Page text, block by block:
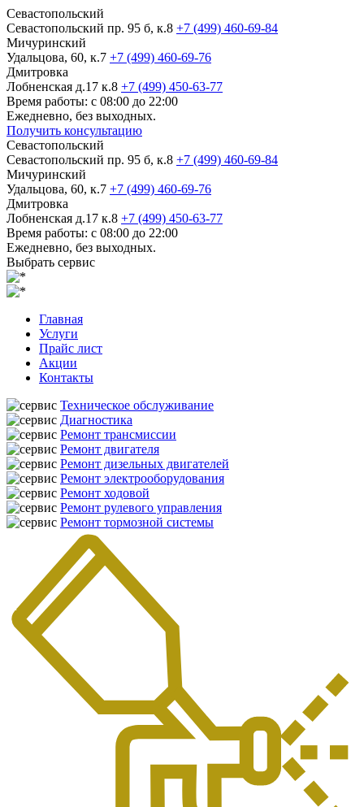
Севастопольский
Севастопольский пр. 95 б, к.8 +7 (499) 460-69-84
Мичуринский
Удальцова, 60, к.7 +7 (499) 460-69-76
Дмитровка
Лобненская д.17 к.8 +7 (499) 450-63-77
Время работы: с 08:00 до 22:00
Ежедневно, без выходных.
Получить консультацию
Севастопольский
Севастопольский пр. 95 б, к.8 +7 (499) 460-69-84
Мичуринский
Удальцова, 60, к.7 +7 (499) 460-69-76
Дмитровка
Лобненская д.17 к.8 +7 (499) 450-63-77
Время работы: с 08:00 до 22:00
Ежедневно, без выходных.
Выбрать сервис
Главная
Услуги
Прайс лист
Акции
Контакты
Техническое обслуживание
Диагностика
Ремонт трансмиссии
Ремонт двигателя
Ремонт дизельных двигателей
Ремонт электрооборудования
Ремонт ходовой
Ремонт рулевого управления
Ремонт тормозной системы